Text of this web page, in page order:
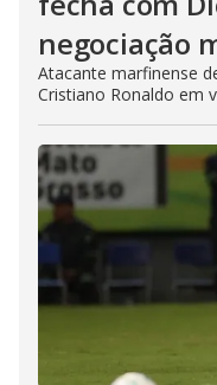
negociação
Atacante marfinense
Cristiano Ronaldo em